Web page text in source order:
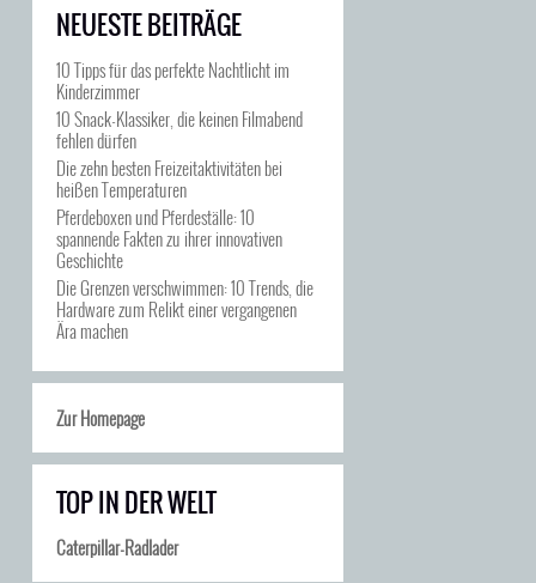
NEUESTE BEITRÄGE
10 Tipps für das perfekte Nachtlicht im
Kinderzimmer
10 Snack-Klassiker, die keinen Filmabend
fehlen dürfen
Die zehn besten Freizeitaktivitäten bei
heißen Temperaturen
Pferdeboxen und Pferdeställe: 10
spannende Fakten zu ihrer innovativen
Geschichte
Die Grenzen verschwimmen: 10 Trends, die
Hardware zum Relikt einer vergangenen
Ära machen
Zur Homepage
TOP IN DER WELT
Caterpillar-Radlader